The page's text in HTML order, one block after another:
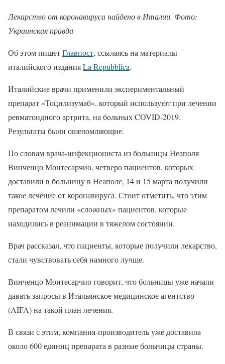
Лекарство от коронавируса найдено в Италии. Фото:
Украинская правда
Об этом пишетГлавпост, ссылаясь на материалы
италийского изданияLa Repubblica.
Италийские врачи применили экспериментальный
препарат «Тоцилизумаб», который используют при лечении
ревматоидного артрита, на больных COVID-2019.
Результаты были ошеломляющие.
По словам врача-инфекциониста из больницы Неаполя
Винченцо Монтесарчио, четверо пациентов, которых
доставили в больницу в Неаполе, 14 и 15 марта получили
такое лечение от коронавируса. Стоит отметить, что этим
препаратом лечили «сложных» пациентов, которые
находились в реанимации в тяжелом состоянии.
Врач рассказал, что пациенты, которые получили лекарство,
стали чувствовать себя намного лучше.
Винченцо Монтесарчио говорит, что больницы уже начали
давать запросы в Итальянское медицинское агентство
(AIFA) на такой план лечения.
В связи с этим, компания-производитель уже доставила
около 600 единиц препарата в разные больницы страны.